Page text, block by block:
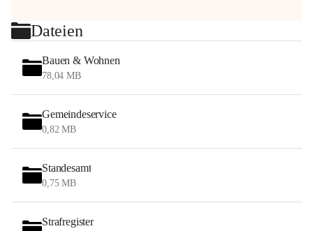
Dateien
Bauen & Wohnen
78,04 MB
Gemeindeservice
0,82 MB
Standesamt
0,75 MB
Strafregister